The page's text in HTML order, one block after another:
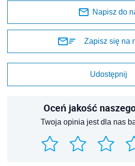
Napisz do
Zapisz się na
Udostępnij
Oceń jakość
Twoja opinia jest dla nas